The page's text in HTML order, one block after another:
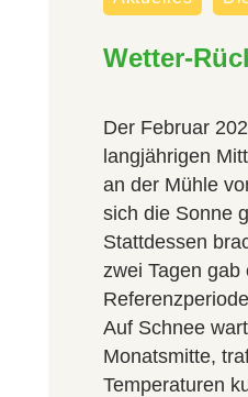
Wetter-
Der Februar
langjährigen
an der Mühle
sich die Sonne
Stattdessen
zwei Tagen
Auf Schnee
Monatsmitte,
Temperaturen